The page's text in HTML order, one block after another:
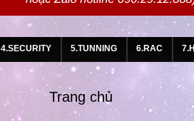
4.SECURITY 5.TUNNING 6.RAC
Trang chủ